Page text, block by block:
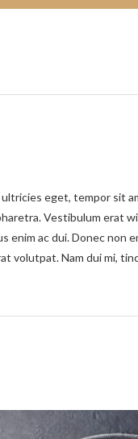
eget, tempor sit
Vestibulum erat
ac dui. Donec non
volutpat. Nam dui mi,